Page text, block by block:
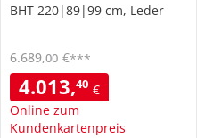
BHT 220|89|99 cm, Leder
4.013,40 €
Online zum
Kundenkartenpreis
6.689,00 €***